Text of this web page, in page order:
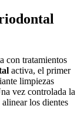
con tratamientos
activa, el primer
limpiezas
vez controlada la
los dientes